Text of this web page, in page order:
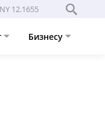
12.1655
Бизнесу